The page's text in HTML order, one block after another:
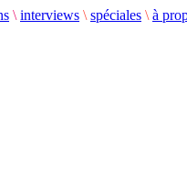
\ interviews \ spéciales \ à